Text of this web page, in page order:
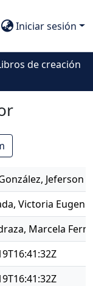
Iniciar sesión
de creación
Jeferson
Victoria Eugenia
Marcela